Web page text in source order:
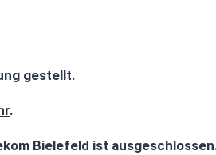
gestellt.
.
Bielefeld ist